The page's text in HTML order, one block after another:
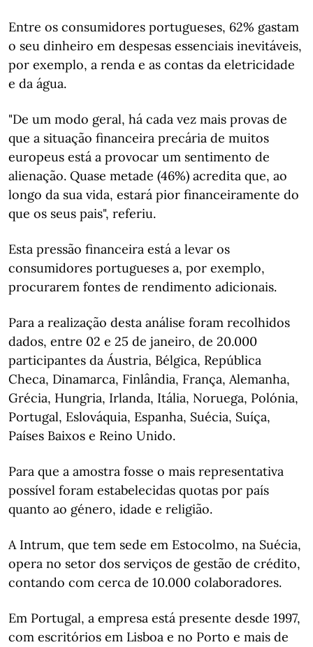
Entre os consumidores portugueses, 62% gastam
o seu dinheiro em despesas essenciais inevitáveis,
por exemplo, a renda e as contas da eletricidade
e da água.
"De um modo geral, há cada vez mais provas de
que a situação financeira precária de muitos
europeus está a provocar um sentimento de
alienação. Quase metade (46%) acredita que, ao
longo da sua vida, estará pior financeiramente do
que os seus pais", referiu.
Esta pressão financeira está a levar os
consumidores portugueses a, por exemplo,
procurarem fontes de rendimento adicionais.
Para a realização desta análise foram recolhidos
dados, entre 02 e 25 de janeiro, de 20.000
participantes da Áustria, Bélgica, República
Checa, Dinamarca, Finlândia, França, Alemanha,
Grécia, Hungria, Irlanda, Itália, Noruega, Polónia,
Portugal, Eslováquia, Espanha, Suécia, Suíça,
Países Baixos e Reino Unido.
Para que a amostra fosse o mais representativa
possível foram estabelecidas quotas por país
quanto ao género, idade e religião.
A Intrum, que tem sede em Estocolmo, na Suécia,
opera no setor dos serviços de gestão de crédito,
contando com cerca de 10.000 colaboradores.
Em Portugal, a empresa está presente desde 1997,
com escritórios em Lisboa e no Porto e mais de